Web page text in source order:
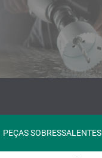
PEÇAS SOBRESSALENTES